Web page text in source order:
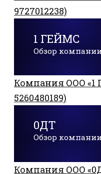
9727012238)
1 ГЕЙМС
Обзор компании
Компания ООО
5260480189)
0ДТ
Обзор компании
Компания ООО